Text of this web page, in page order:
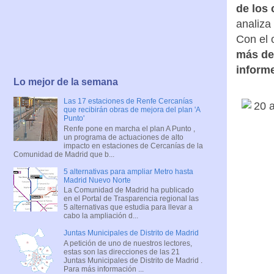
de los
analiza
Con el
más
Lo mejor de la semana
Las 17 estaciones de Renfe Cercanías
que recibirán obras de mejora del plan 'A
Punto'
Renfe pone en marcha el plan A Punto ,
un programa de actuaciones de alto
impacto en estaciones de Cercanías de la
Comunidad de Madrid que b...
5 alternativas para ampliar Metro hasta
Madrid Nuevo Norte
La Comunidad de Madrid ha publicado
en el Portal de Trasparencia regional las
5 alternativas que estudia para llevar a
cabo la ampliación d...
Juntas Municipales de Distrito de Madrid
A petición de uno de nuestros lectores,
estas son las direcciones de las 21
Juntas Municipales de Distrito de Madrid .
Para más información ...